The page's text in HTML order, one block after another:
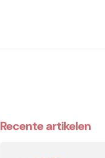
Recente artikelen